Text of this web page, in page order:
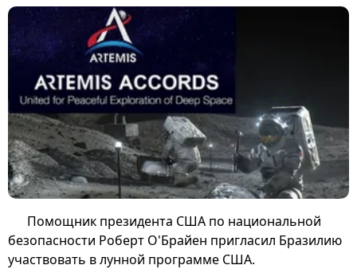
Помощник президента США по национальной
безопасности Роберт О'Брайен пригласил Бразилию
участвовать в лунной программе США.